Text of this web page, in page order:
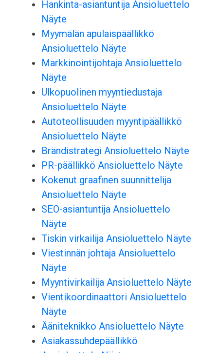
Hankinta-asiantuntija Ansioluettelo
Näyte
Myymälän apulaispäällikkö
Ansioluettelo Näyte
Markkinointijohtaja Ansioluettelo
Näyte
Ulkopuolinen myyntiedustaja
Ansioluettelo Näyte
Autoteollisuuden myyntipäällikkö
Ansioluettelo Näyte
Brändistrategi Ansioluettelo Näyte
PR-päällikkö Ansioluettelo Näyte
Kokenut graafinen suunnittelija
Ansioluettelo Näyte
SEO-asiantuntija Ansioluettelo
Näyte
Tiskin virkailija Ansioluettelo Näyte
Viestinnän johtaja Ansioluettelo
Näyte
Myyntivirkailija Ansioluettelo Näyte
Vientikoordinaattori Ansioluettelo
Näyte
Ääniteknikko Ansioluettelo Näyte
Asiakassuhdepäällikkö